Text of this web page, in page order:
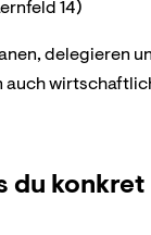
14)
delegieren
auch
du konkret